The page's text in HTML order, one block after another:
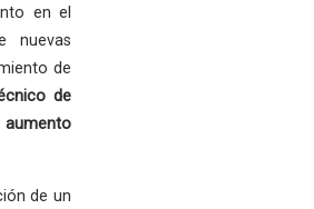
en el
nuevas
de
de
de un